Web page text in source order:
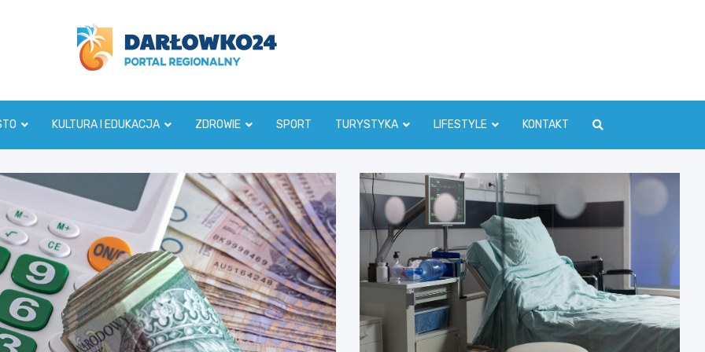
darlowko24.pl
KULTURA I EDUKACJA ZDROWIE SPORT TURYSTYKA LIFESTYLE KONTAKT